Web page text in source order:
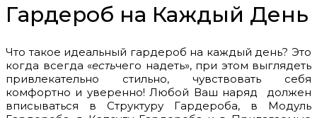
Гардероб на Каждый День
Что такое идеальный гардероб на каждый день? Это
когда всегда «естьчего надеть», при этом выглядеть
привлекательно стильно, чувствовать себя
комфортно и уверенно! Любой Ваш наряд должен
вписываться в Структуру Гардероба, в Модуль